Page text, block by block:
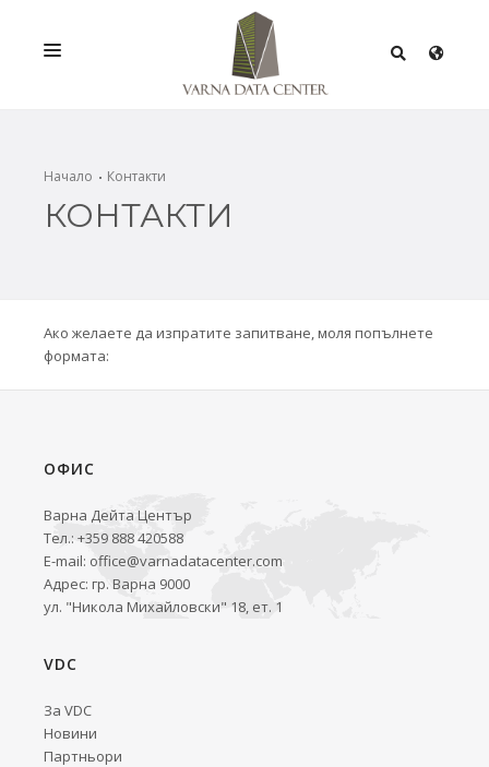
ПРОМОЦИИ
СЕРТИФИКАТИ
Начало Контакти
КОНТАКТИ
Ако желаете да изпратите запитване, моля попълнете
формата:
ОФИС
Варна Дейта Център
Тел.: +359 888 420588
E-mail: office@varnadatacenter.com
Адрес: гр. Варна 9000
ул. "Никола Михайловски" 18, ет. 1
VDC
За VDC
Новини
Партньори